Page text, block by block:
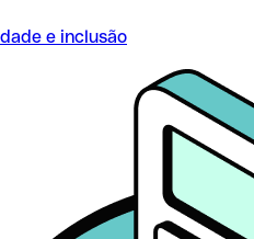
e inclusão